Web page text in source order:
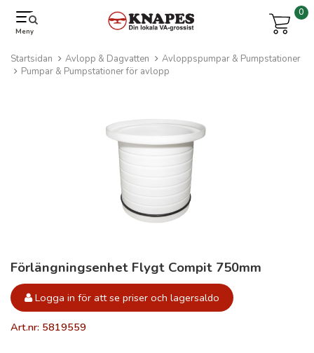
Meny
0
Startsidan Avlopp & Dagvatten
Avloppspumpar & Pumpstationer
Pumpar & Pumpstationer för avlopp
Förlängningsenhet Flygt Compit 750mm
Logga in för att se priser och lagersaldo
Art.nr: 5819559